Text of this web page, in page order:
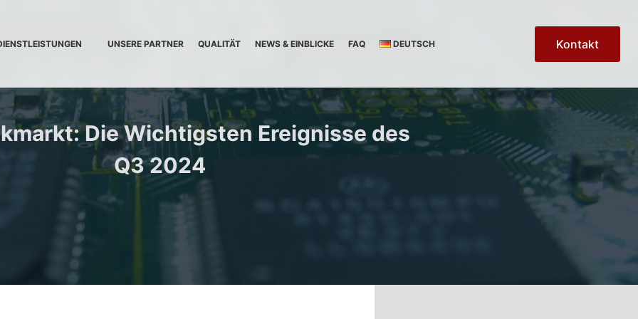
UNSERE PARTNER QUALITÄT NEWS & EINBLICKE FAQ DEUTSCH Kontakt
Die Wichtigsten Ereignisse des
Q3 2024